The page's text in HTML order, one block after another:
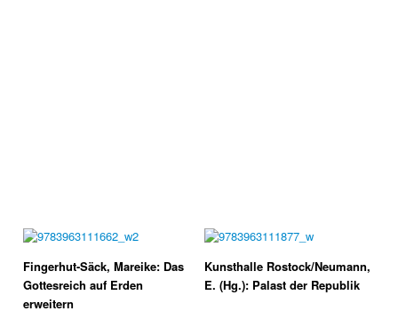
Fingerhut-Säck, Mareike: Das
Gottesreich auf Erden
erweitern
Kunsthalle Rostock/Neumann,
E. (Hg.): Palast der Republik